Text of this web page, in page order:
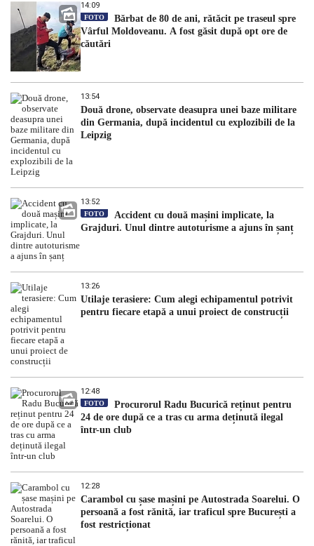
14:09
FOTO
Bărbat de 80 de ani, rătăcit pe traseul spre
Vârful Moldoveanu. A fost găsit după opt ore de
căutări
13:54
Două drone, observate deasupra unei baze militare
din Germania, după incidentul cu explozibili de la
Leipzig
13:52
FOTO
Accident cu două mașini implicate, la
Grajduri. Unul dintre autoturisme a ajuns în șanț
13:26
Utilaje terasiere: Cum alegi echipamentul potrivit
pentru fiecare etapă a unui proiect de construcții
12:48
FOTO
Procurorul Radu Bucurică reținut pentru
24 de ore după ce a tras cu arma deținută ilegal
într-un club
12:28
Carambol cu șase mașini pe Autostrada Soarelui. O
persoană a fost rănită, iar traficul spre București a
fost restricționat